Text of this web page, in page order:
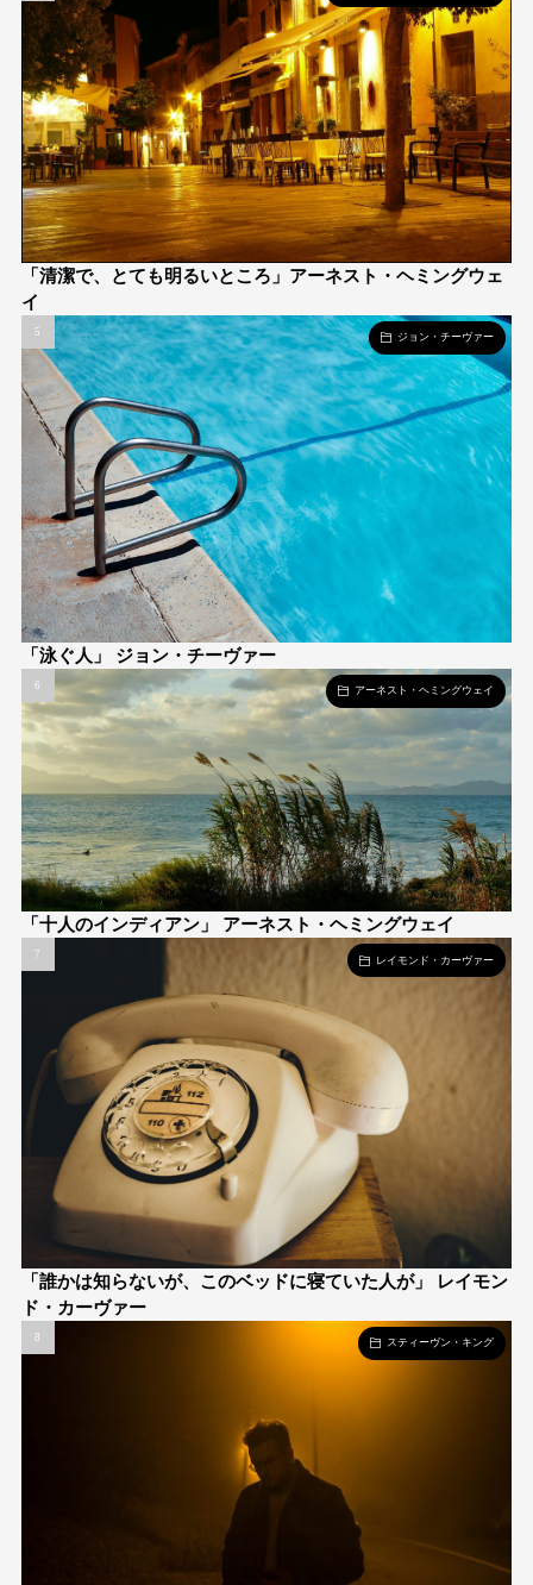
「清潔で、とても明るいところ」アーネスト・ヘミングウェ
イ
ジョン・チーヴァー
「泳ぐ人」 ジョン・チーヴァー
アーネスト・ヘミングウェイ
「十人のインディアン」 アーネスト・ヘミングウェイ
レイモンド・カーヴァー
「誰かは知らないが、このベッドに寝ていた人が」 レイモン
ド・カーヴァー
スティーヴン・キング